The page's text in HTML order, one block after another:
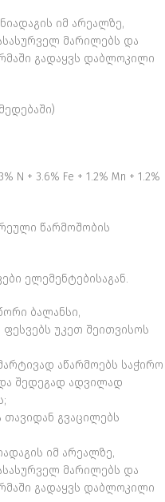
იმ არეალზე,
მარილებს და
გადაყვს დაბლოკილი
+ 3.6% Fe + 1.2% Mn + 1.2%
წარმოშობის
ელემენტებისაგან.
ბალანსი,
ფესვებს უკეთ შეითვისოს
აწარმოებს საჭირო
შედეგად ადვილად
თავიდან გვაცილებს
იმ არეალზე,
მარილებს და
გადაყვს დაბლოკილი